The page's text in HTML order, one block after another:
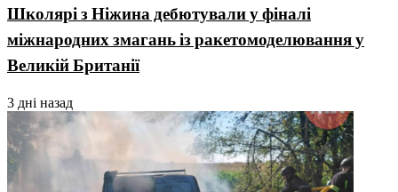
Школярі з Ніжина дебютували у фіналі
міжнародних змагань із ракетомоделювання у
Великій Британії
3 дні назад